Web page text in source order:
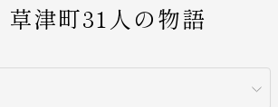
津町31人の物語